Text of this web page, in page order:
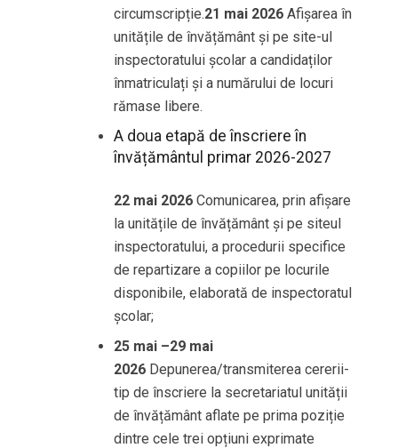
circumscripție.21 mai 2026 Afișarea în
unitățile de învățământ și pe site-ul
inspectoratului școlar a candidaților
înmatriculați și a numărului de locuri
rămase libere.
A doua etapă de înscriere în
învățământul primar 2026-2027
22 mai 2026 Comunicarea, prin afișare
la unitățile de învățământ și pe siteul
inspectoratului, a procedurii specifice
de repartizare a copiilor pe locurile
disponibile, elaborată de inspectoratul
școlar;
25 mai –29 mai
2026 Depunerea/transmiterea cererii-
tip de înscriere la secretariatul unității
de învățământ aflate pe prima poziție
dintre cele trei opțiuni exprimate